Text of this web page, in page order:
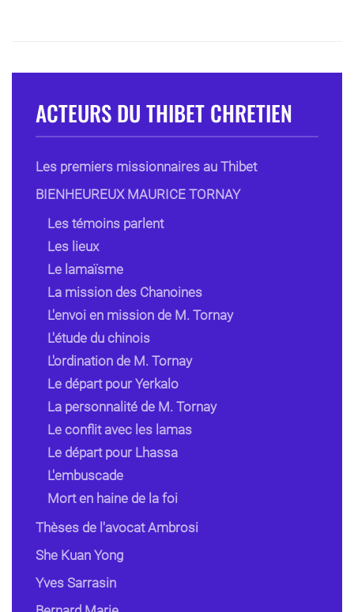
ACTEURS DU THIBET CHRETIEN
Les premiers missionnaires au Thibet
BIENHEUREUX MAURICE TORNAY
Les témoins parlent
Les lieux
Le lamaïsme
La mission des Chanoines
L'envoi en mission de M. Tornay
L'étude du chinois
L'ordination de M. Tornay
Le départ pour Yerkalo
La personnalité de M. Tornay
Le conflit avec les lamas
Le départ pour Lhassa
L'embuscade
Mort en haine de la foi
Thèses de l'avocat Ambrosi
She Kuan Yong
Yves Sarrasin